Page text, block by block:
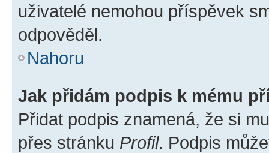
uživatelé nemohou příspěvek
odpověděl.
Nahoru
Jak přidám podpis k mému
Přidat podpis znamená, že si
přes stránku Profil. Podpis